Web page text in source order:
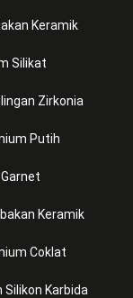
Keramik
Silikat
Zirkonia
Putih
Keramik
Coklat
Karbida